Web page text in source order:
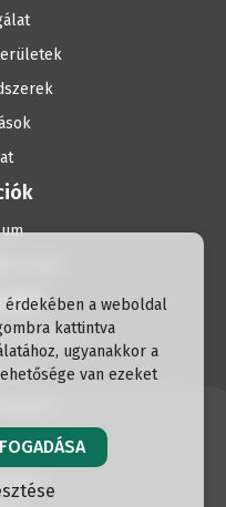
utca 2.
91
érdekében a weboldal
kattintva
ugyanakkor a
van ezeket